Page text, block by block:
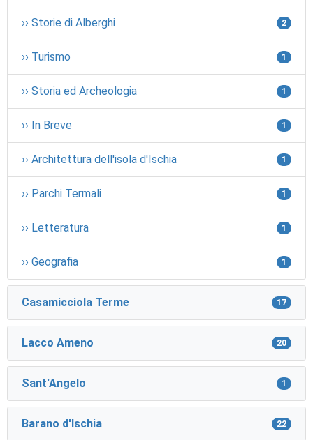
›› Storie di Alberghi 2
›› Turismo 1
›› Storia ed Archeologia 1
›› In Breve 1
›› Architettura dell'isola d'Ischia 1
›› Parchi Termali 1
›› Letteratura 1
›› Geografia 1
Casamicciola Terme 17
Lacco Ameno 20
Sant'Angelo 1
Barano d'Ischia 22